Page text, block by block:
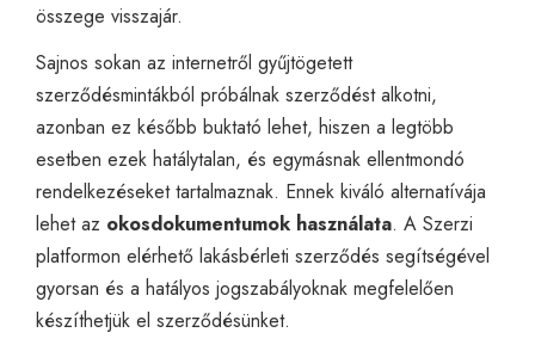
összege visszajár.
Sajnos sokan az internetről gyűjtögetett
szerződésmintákból próbálnak szerződést alkotni,
azonban ez később buktató lehet, hiszen a legtöbb
esetben ezek hatálytalan, és egymásnak ellentmondó
rendelkezéseket tartalmaznak. Ennek kiváló alternatívája
lehet az okosdokumentumok használata. A Szerzi
platformon elérhető lakásbérleti szerződés segítségével
gyorsan és a hatályos jogszabályoknak megfelelően
készíthetjük el szerződésünket.